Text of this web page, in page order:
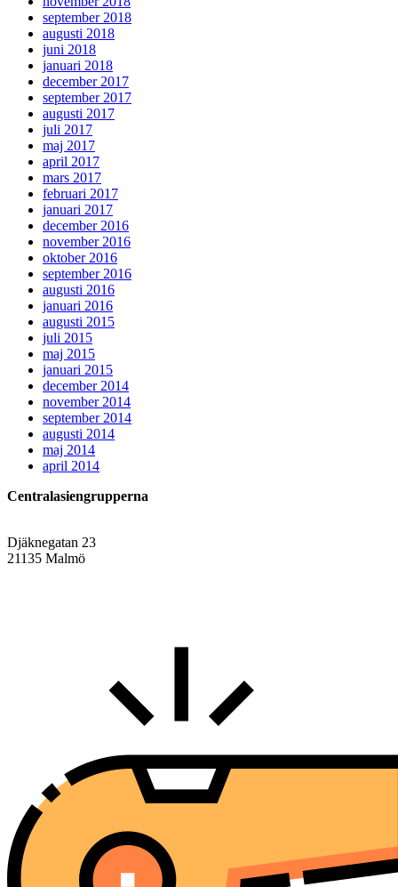
september 2018
augusti 2018
juni 2018
januari 2018
december 2017
september 2017
augusti 2017
juli 2017
maj 2017
april 2017
mars 2017
februari 2017
januari 2017
december 2016
november 2016
oktober 2016
september 2016
augusti 2016
januari 2016
augusti 2015
juli 2015
maj 2015
januari 2015
december 2014
november 2014
september 2014
augusti 2014
maj 2014
april 2014
Centralasiengrupperna
Djäknegatan 23
21135 Malmö